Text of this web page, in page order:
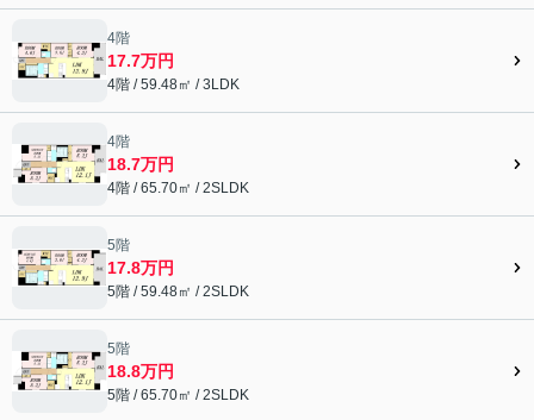
4階
17.7万円
4階 / 59.48㎡ / 3LDK
4階
18.7万円
4階 / 65.70㎡ / 2SLDK
5階
17.8万円
5階 / 59.48㎡ / 2SLDK
5階
18.8万円
5階 / 65.70㎡ / 2SLDK